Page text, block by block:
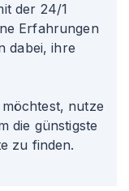
der 24/1
Erfahrungen
dabei, ihre
nutze
die günstigste
zu finden.